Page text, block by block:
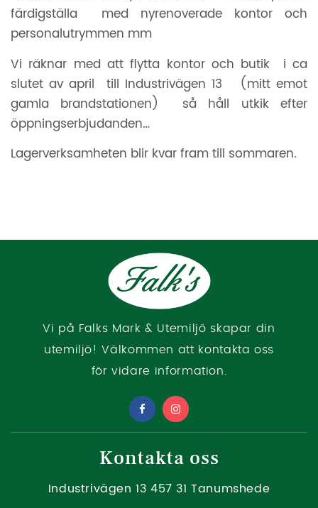
färdigställa med nyrenoverade kontor och
personalutrymmen mm
Vi räknar med att flytta kontor och butik i ca
slutet av april till Industrivägen 13 (mitt emot
gamla brandstationen) så håll utkik efter
öppningserbjudanden…
Lagerverksamheten blir kvar fram till sommaren.
Vi på Falks Mark & Utemiljö skapar din
utemiljö! Välkommen att kontakta oss
för vidare information.
Kontakta oss
Industrivägen 13 457 31 Tanumshede